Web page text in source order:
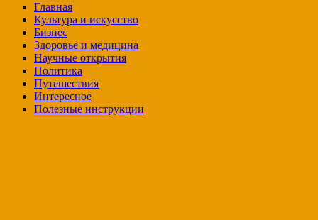
Главная
Культура и искусство
Бизнес
Здоровье и медицина
Научные открытия
Политика
Путешествия
Интересное
Полезные инструкции